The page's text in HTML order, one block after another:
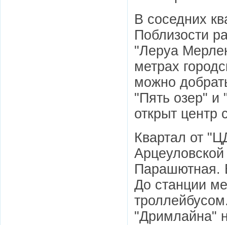
В соседних
Поблизости
"Леруа
метрах
можно
"Пять озер"
открыт центр
Квартал от
Парашютная.
До станции
"Дримлайна"